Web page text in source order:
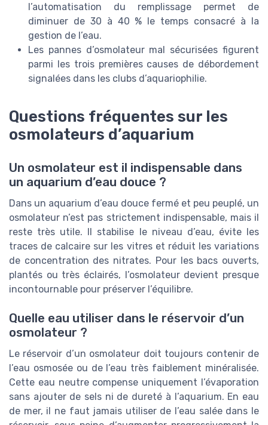
l’automatisation du remplissage permet de
diminuer de 30 à 40 % le temps consacré à la
gestion de l’eau.
Les pannes d’osmolateur mal sécurisées figurent
parmi les trois premières causes de débordement
signalées dans les clubs d’aquariophilie.
Questions fréquentes sur les
osmolateurs d’aquarium
Un osmolateur est il indispensable dans
un aquarium d’eau douce ?
Dans un aquarium d’eau douce fermé et peu peuplé, un
osmolateur n’est pas strictement indispensable, mais il
reste très utile. Il stabilise le niveau d’eau, évite les
traces de calcaire sur les vitres et réduit les variations
de concentration des nitrates. Pour les bacs ouverts,
plantés ou très éclairés, l’osmolateur devient presque
incontournable pour préserver l’équilibre.
Quelle eau utiliser dans le réservoir d’un
osmolateur ?
Le réservoir d’un osmolateur doit toujours contenir de
l’eau osmosée ou de l’eau très faiblement minéralisée.
Cette eau neutre compense uniquement l’évaporation
sans ajouter de sels ni de dureté à l’aquarium. En eau
de mer, il ne faut jamais utiliser de l’eau salée dans le